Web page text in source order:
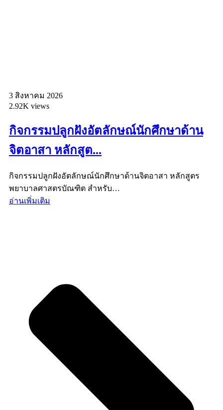
3 สิงหาคม 2026
2.92K views
กิจกรรมปลูกฝังอัตลักษณ์นักศึกษาด้าน
จิตอาสา หลักสูต...
กิจกรรมปลูกฝังอัตลักษณ์นักศึกษาด้านจิตอาสา หลักสูตร
พยาบาลศาสตรบัณฑิต สำหรับ…
อ่านเพิ่มเติม